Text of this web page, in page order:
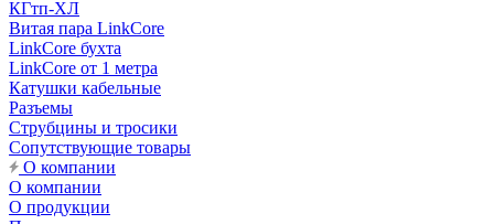
КГтп-ХЛ
Витая пара LinkCore
LinkCore бухта
LinkCore от 1 метра
Катушки кабельные
Разъемы
Струбцины и тросики
Сопутствующие товары
О компании
О компании
О продукции